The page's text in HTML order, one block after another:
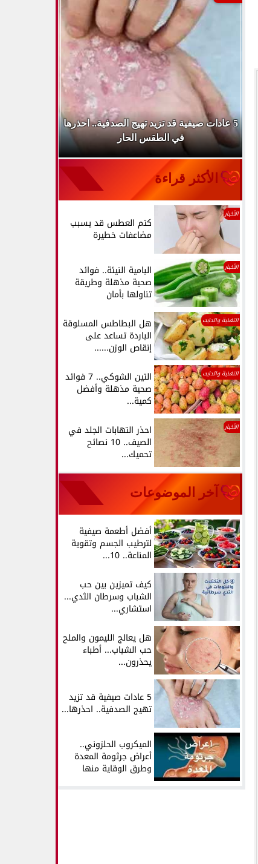
5 عادات صيفية قد تزيد تهيج الصدفية.. احذرها
في الطقس الحار
الأكثر قراءة
الأخبار
كتم العطس قد يسبب
مضاعفات خطيرة
الأخبار البامية النيئة.. فوائد
صحية مذهلة وطريقة
تناولها بأمان
التغذية والدايت هل البطاطس المسلوقة
الباردة تساعد على
إنقاص الوزن......
التغذية والدايت التين الشوكي.. 7 فوائد
صحية مذهلة وأفضل
كمية...
الأخبار احذر التهابات الجلد في
الصيف.. 10 نصائح
تحميك...
آخر الموضوعات
أفضل أطعمة صيفية
لترطيب الجسم وتقوية
المناعة.. 10...
كيف تميزين بين حب
الشباب وسرطان الثدي...
استشاري...
هل يعالج الليمون والملح
حب الشباب... أطباء
يحذرون...
5 عادات صيفية قد تزيد
تهيج الصدفية.. احذرها...
الميكروب الحلزوني..
أعراض جرثومة المعدة
وطرق الوقاية منها